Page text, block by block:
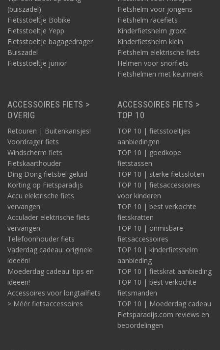
(buiszadel)
Fietsstoeltje Bobike
Fietsstoeltje Yepp
Fietsstoeltje bagagedrager
Buiszadel
Fietsstoeltje junior
Fietshelm voor jongens
Fietshelm racefiets
Kinderfietshelm groot
Kinderfietshelm klein
Fietshelm elektrische fiets
Helmen voor snorfiets
Fietshelmen met keurmerk
ACCESSOIRES FIETS >
OVERIG
Retouren | Buitenkansjes!
Voordrager fiets
Windscherm fiets
Fietskaarthouder
Ding Dong fietsbel geluid
Korting op Fietsparadijs
Accu elektrische fiets
vervangen
Acculader elektrische fiets
vervangen
Telefoonhouder fiets
Vaderdag cadeau: originele
ideeën!
Moederdag cadeau: tips en
ideeën!
Accessoires voor longtailfiets
> Méér fietsaccessoires
ACCESSOIRES FIETS >
TOP 10
TOP 10 | fietsstoeltjes
aanbiedingen
TOP 10 | goedkope
fietstassen
TOP 10 | sterke fietssloten
TOP 10 | fietsaccessoires
voor kinderen
TOP 10 | best verkochte
fietskratten
TOP 10 | onmisbare
fietsaccessoires
TOP 10 | kinderfietshelm
aanbieding
TOP 10 | fietskrat aanbieding
TOP 10 | best verkochte
fietsmanden
TOP 10 | Moederdag cadeau
Fietsparadijs.com reviews en
beoordelingen